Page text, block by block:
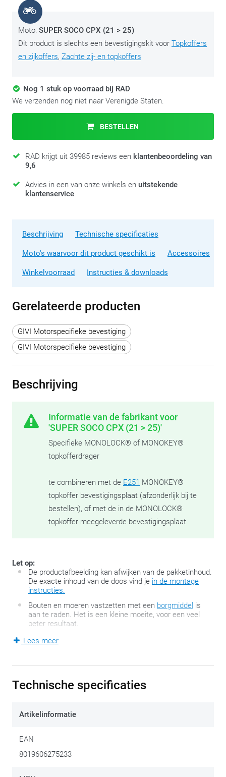
Moto: SUPER SOCO CPX (21 > 25)
Dit product is slechts een bevestigingskit voor Topkoffers
en zijkoffers, Zachte zij- en topkoffers
Nog 1 stuk op voorraad bij RAD
We verzenden nog niet naar Verenigde Staten.
BESTELLEN
RAD krijgt uit 39985 reviews een klantenbeoordeling van
9,6
Advies in een van onze winkels en uitstekende
klantenservice
Beschrijving Technische specificaties
Moto's waarvoor dit product geschikt is Accessoires
Winkelvoorraad Instructies & downloads
Gerelateerde producten
GIVI Motorspecifieke bevestiging
GIVI Motorspecifieke bevestiging
Beschrijving
Informatie van de fabrikant voor
'SUPER SOCO CPX (21 > 25)'
Specifieke MONOLOCK® of MONOKEY®
topkofferdrager
te combineren met de E251 MONOKEY®
topkoffer bevestigingsplaat (afzonderlijk bij te
bestellen), of met de in de MONOLOCK®
topkoffer meegeleverde bevestigingsplaat
Let op:
De productafbeelding kan afwijken van de pakketinhoud.
De exacte inhoud van de doos vind je in de montage
instructies.
Bouten en moeren vastzetten met een borgmiddel is
aan te raden. Het is een kleine moeite, voor een veel
beter resultaat.
bevestigingspunten toch voorzien worden van
ervan laat je wel toe een topkofferplaat voor een
Lees meer
Technische specificaties
Artikelinformatie
EAN
8019606275233